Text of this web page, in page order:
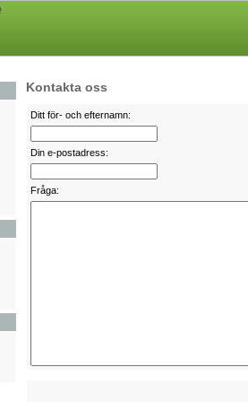
Kontakta oss
Ditt för- och efternamn:
Din e-postadress:
Fråga: